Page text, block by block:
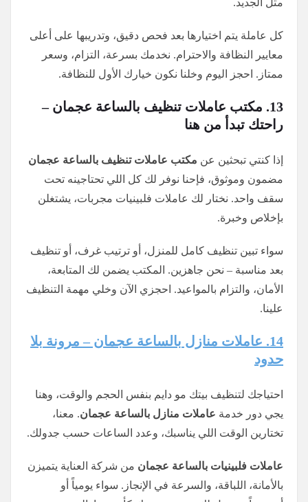
مثل الجديد.
كل عاملة يتم اختيارها بعد فحص دقيق، وتدريبها على أعلى
معايير النظافة والاحترام. نخدمك بسرعة، التزام، وسعر
ممتاز. احجز اليوم وخلنا نكون خيارك الأول للنظافة.
13. مكتب عاملات تنظيف بالساعة عجمان –
راحتك تبدأ من هنا
إذا كنتي تبحثين عن مكتب عاملات تنظيف بالساعة عجمان
مضمون وموثوق، فإحنا نوفر لك كل اللي تحتاجينه تحت
سقف واحد. نختار لك عاملات فلبينيات مجربات، يشتغلن
بإخلاص وخبرة.
سواء تبين تنظيف كامل للمنزل، أو ترتيب غرف، أو تنظيف
بعد مناسبة – نحن جاهزين. المكتب يضمن لك المتابعة،
الأمان، والتزام بالمواعيد. احجزي الآن وخلي مهمة التنظيف
علينا.
14. عاملات منازل بالساعة عجمان – مرونة بلا
حدود
احتياجك لتنظيف بيتك مو دايم بنفس الحجم والوقت، وهنا
يجي دور خدمة عاملات منازل بالساعة عجمان. معنا،
تختارين الوقت اللي يناسبك، وعدد الساعات حسب جدولك.
عاملات فلبينيات بالساعة عجمان من شركة العناية يتميزن
بالأمانة، اللباقة، والسرعة في الإنجاز. سواء يومياً أو